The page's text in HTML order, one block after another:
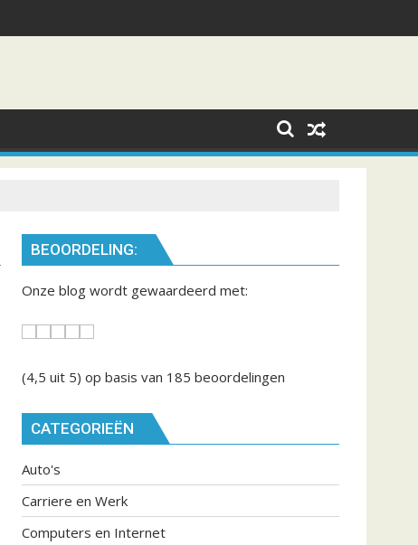
BEOORDELING:
Onze blog wordt gewaardeerd met:
(4,5 uit 5) op basis van 185 beoordelingen
CATEGORIEËN
Auto's
Carriere en Werk
Computers en Internet